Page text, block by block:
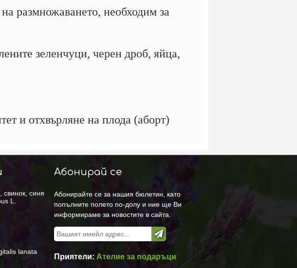
размножаването, необходим за
зеленчуци, черен дроб, яйца,
и отхвърляне на плода (аборт)
свинок, синя
L.
lanata
Абонирай се
Абонирайте се за нашия бюлетин, като
попълните полето по-долу и ние ще Ви
информираме за новостите в сайта.
Приятели: Ателие за подаръци